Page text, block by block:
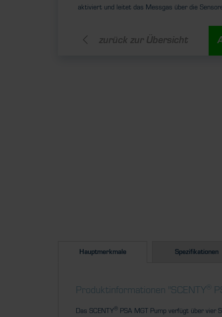
aktiviert und leitet das Messgas über die
zurück zur Übersicht
Hauptmerkmale Spezifikationen
Produktinformationen "SCENTY ®
Das SCENTY® PSA MGT Pump verfügt über vier